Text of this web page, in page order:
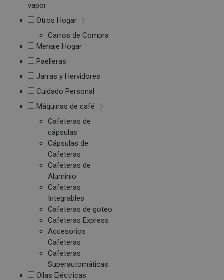
vapor
Otros Hogar
Carros de Compra
Menaje Hogar
Paelleras
Jarras y Hervidores
Cuidado Personal
Máquinas de café
Cafeteras de
cápsulas
Cápsulas de
Cafeteras
Cafeteras de
Aluminio
Cafeteras
Integrables
Cafeteras de goteo
Cafeteras Express
Accesorios
Cafeteras
Cafeteras
Superautomáticas
Ollas Eléctricas